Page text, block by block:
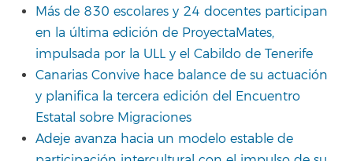
Más de 830 escolares y 24 docentes participan
en la última edición de ProyectaMates,
impulsada por la ULL y el Cabildo de Tenerife
Canarias Convive hace balance de su actuación
y planifica la tercera edición del Encuentro
Estatal sobre Migraciones
Adeje avanza hacia un modelo estable de